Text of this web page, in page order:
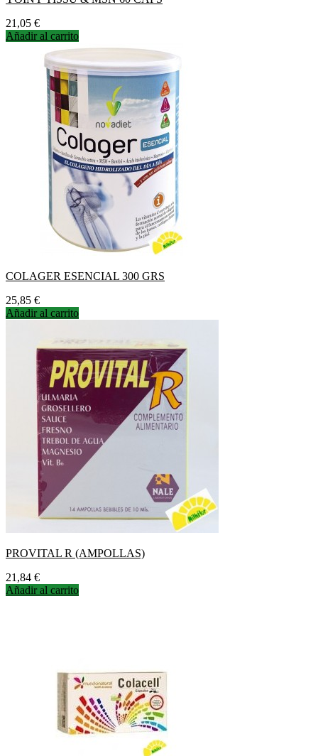
Precio
21,05 €
Añadir al carrito
COLAGER ESENCIAL 300 GRS
Precio
25,85 €
Añadir al carrito
PROVITAL R (AMPOLLAS)
Precio
21,84 €
Añadir al carrito